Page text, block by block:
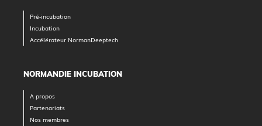
Pré-incubation
Incubation
Accélérateur NormanDeeptech
NORMANDIE INCUBATION
A propos
Partenariats
Nos membres